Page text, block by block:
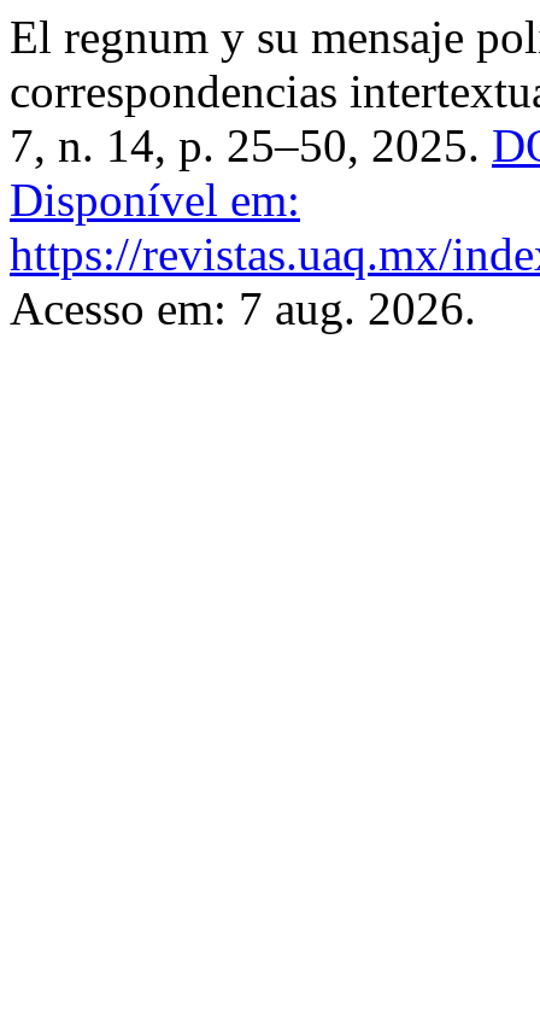
El regnum y su mensaje
correspondencias
7, n. 14, p. 25–50, 2025.
Disponível em:
https://revistas.uaq.mx/
Acesso em: 7 aug. 2026.